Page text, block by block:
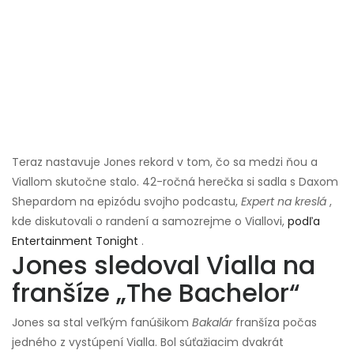
Teraz nastavuje Jones rekord v tom, čo sa medzi ňou a
Viallom skutočne stalo. 42-ročná herečka si sadla s Daxom
Shepardom na epizódu svojho podcastu, Expert na kreslá ,
kde diskutovali o randení a samozrejme o Viallovi, podľa
Entertainment Tonight .
Jones sledoval Vialla na
franšíze „The Bachelor“
Jones sa stal veľkým fanúšikom Bakalárfranšíza počas
jedného z vystúpení Vialla. Bol súťažiacim dvakrát